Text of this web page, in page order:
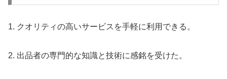
1. クオリティの高いサービスを手軽に利用できる。
2. 出品者の専門的な知識と技術に感銘を受けた。